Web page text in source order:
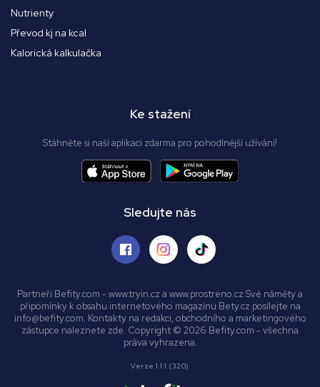
Nutrienty
Převod kj na kcal
Kalorická kalkulačka
Ke stažení
Stáhněte si naší aplikaci zdarma pro pohodlnější užívání!
Sledujte nás
Partneři Befity.com - www.tryin.cz a www.prostreno.cz Své náměty a
připomínky k obsahu internetového magazínu Bety.cz posílejte na
info@befity.com. Kontakty na redakci, obchodního a marketingového
zástupce naleznete zde. Copyright © 2026 Befity.com - všechna
práva vyhrazena.
Verze 1.1.1 (320)